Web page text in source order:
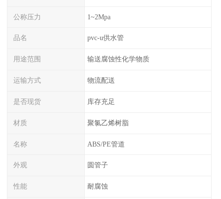
公称压力 1~2Mpa
品名 pvc-u供水管
用途范围 输送腐蚀性化学物质
运输方式 物流配送
是否现货 库存充足
材质 聚氯乙烯树脂
名称 ABS/PE管道
外观 圆管子
性能 耐腐蚀